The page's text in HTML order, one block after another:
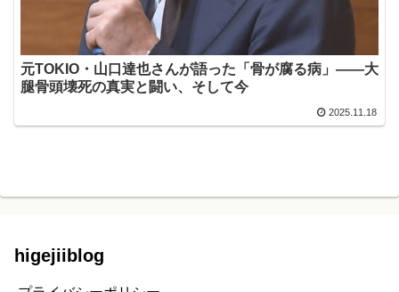
元TOKIO・山口達也さんが語った「骨が腐る病」——大
腿骨頭壊死の真実と闘い、そして今
2025.11.18
higejiiblog